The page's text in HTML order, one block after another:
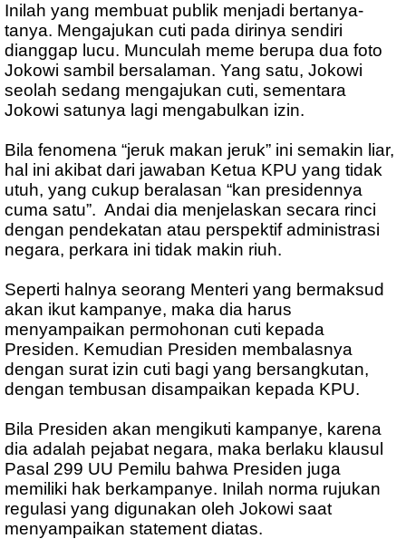
Inilah yang membuat publik menjadi bertanya-
tanya. Mengajukan cuti pada dirinya sendiri
dianggap lucu. Munculah meme berupa dua foto
Jokowi sambil bersalaman. Yang satu, Jokowi
seolah sedang mengajukan cuti, sementara
Jokowi satunya lagi mengabulkan izin.
Bila fenomena “jeruk makan jeruk” ini semakin liar,
hal ini akibat dari jawaban Ketua KPU yang tidak
utuh, yang cukup beralasan “kan presidennya
cuma satu”. Andai dia menjelaskan secara rinci
dengan pendekatan atau perspektif administrasi
negara, perkara ini tidak makin riuh.
Seperti halnya seorang Menteri yang bermaksud
akan ikut kampanye, maka dia harus
menyampaikan permohonan cuti kepada
Presiden. Kemudian Presiden membalasnya
dengan surat izin cuti bagi yang bersangkutan,
dengan tembusan disampaikan kepada KPU.
Bila Presiden akan mengikuti kampanye, karena
dia adalah pejabat negara, maka berlaku klausul
Pasal 299 UU Pemilu bahwa Presiden juga
memiliki hak berkampanye. Inilah norma rujukan
regulasi yang digunakan oleh Jokowi saat
menyampaikan statement diatas.